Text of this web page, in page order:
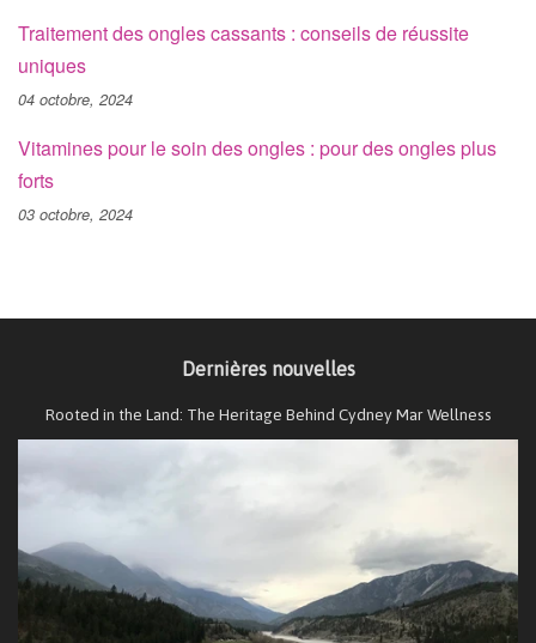
Traitement des ongles cassants : conseils de réussite
uniques
04 octobre, 2024
Vitamines pour le soin des ongles : pour des ongles plus
forts
03 octobre, 2024
Dernières nouvelles
Rooted in the Land: The Heritage Behind Cydney Mar Wellness